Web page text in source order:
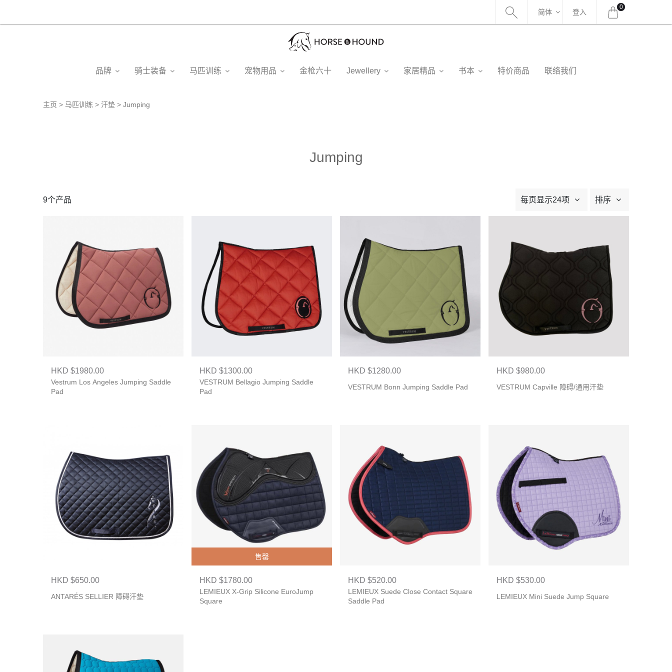
简体 登入
0
品牌 骑士装备 马匹训练 宠物用品 金枪六十 Jewellery 家居精品 书本 特价商品 联络我们
主页 马匹训练 汗垫 Jumping
Jumping
每页显示24项 排序
9个产品
HKD $1980.00
Vestrum Los Angeles Jumping Saddle
Pad
HKD $1300.00
VESTRUM Bellagio Jumping Saddle
Pad
HKD $1280.00
VESTRUM Bonn Jumping Saddle Pad
HKD $980.00
VESTRUM Capville 障碍/通用汗垫
HKD $650.00
ANTARÉS SELLIER 障碍汗垫
售罄
HKD $1780.00
LEMIEUX X-Grip Silicone EuroJump
Square
HKD $520.00
LEMIEUX Suede Close Contact Square
Saddle Pad
HKD $530.00
LEMIEUX Mini Suede Jump Square